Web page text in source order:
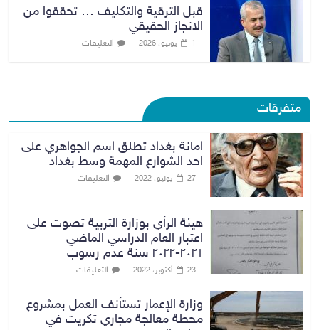
قبل الترقية والتكليف … تحققوا من
الانجاز الحقيقي
1 يونيو، 2026 التعليقات
متفرقات
امانة بغداد تطلق اسم الجواهري على
احد الشوارع المهمة وسط بغداد
27 يوليو، 2022 التعليقات
هيئة الرأي بوزارة التربية تصوت على
اعتبار العام الدراسي الماضي
٢٠٢١-٢٠٢٢ سنة عدم رسوب
23 أكتوبر، 2022 التعليقات
وزارة الإعمار تستأنف العمل بمشروع
محطة معالجة مجاري تكريت في